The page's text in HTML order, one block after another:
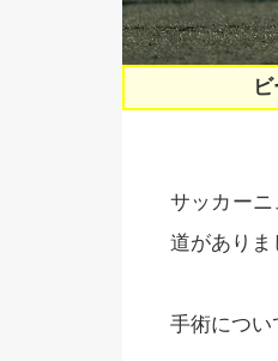
サッカー
道がありま
手術につい